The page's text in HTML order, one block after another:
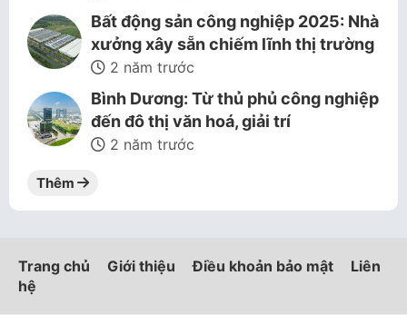
Bất động sản công nghiệp 2025: Nhà
xưởng xây sẵn chiếm lĩnh thị trường
2 năm trước
Bình Dương: Từ thủ phủ công nghiệp
đến đô thị văn hoá, giải trí
2 năm trước
Thêm
Trang chủ Giới thiệu Điều khoản bảo mật
Liên
hệ